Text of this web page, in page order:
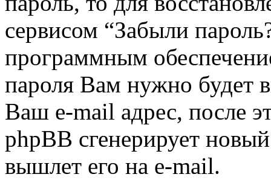
сервисом “Забыли
программным
пароля Вам нужно будет
Ваш e-mail адрес, после
phpBB сгенерирует
вышлет его на e-mail.